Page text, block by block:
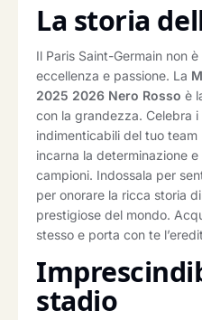
La storia
Il Paris Saint-Germain non
eccellenza e passione. La
2025 2026 Nero Rosso è
con la grandezza. Celebra
indimenticabili del tuo
incarna la determinazione
campioni. Indossala per
per onorare la ricca storia
prestigiose del mondo.
stesso e porta con te
stadio